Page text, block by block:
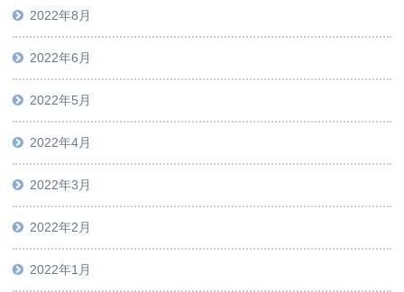
2022年8月
2022年6月
2022年5月
2022年4月
2022年3月
2022年2月
2022年1月